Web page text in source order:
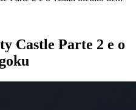
Castle Parte 2 e o